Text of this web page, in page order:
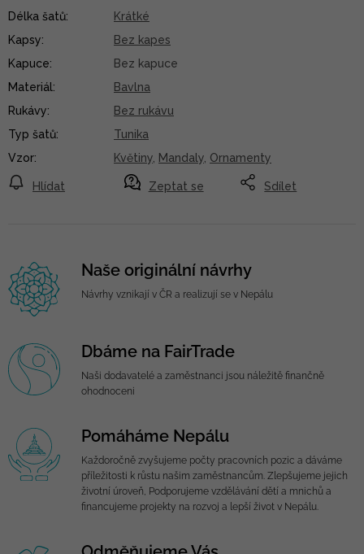
Zeptat se
Hlídat Sdílet
Délka šatů:
Krátké
Kapsy:
Bez kapes
Kapuce:
Bez kapuce
Materiál:
Bavlna
Rukávy:
Bez rukávu
Typ šatů:
Tunika
Vzor: Květiny Mandaly Ornamenty
Naše originální návrhy
Návrhy vznikají v ČR a realizují se v Nepálu
Dbáme na FairTrade
Naši dodavatelé a zaměstnanci jsou náležitě finančně
ohodnoceni
Pomáháme Nepálu
Každoročně zvyšujeme počty pracovních pozic a dáváme
příležitosti k růstu našim zaměstnancům. Zlepšujeme jejich
životní úroveň, Podporujeme vzdělávání dětí a mnichů a
financujeme projekty na rozvoj a lepší život v Nepálu.